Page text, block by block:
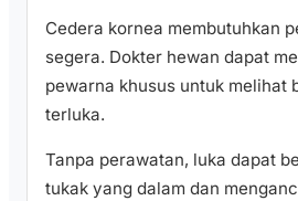
Cedera kornea membutuhkan
segera. Dokter hewan dapat
pewarna khusus untuk melihat
terluka.
Tanpa perawatan, luka dapat
tukak yang dalam dan